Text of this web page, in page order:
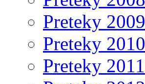
Preteky 2009
Preteky 2010
Preteky 2011